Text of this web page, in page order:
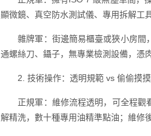
顯微鏡、真空防水測試儀、專用拆解工
雜牌軍：街邊簡易櫃臺或狹小房間
通螺絲刀、鑷子，無專業檢測設備，憑
2. 技術操作：透明規範 vs 偷偷摸摸
正規軍：維修流程透明，可全程
解精洗，數十種專用油精準點油；維修